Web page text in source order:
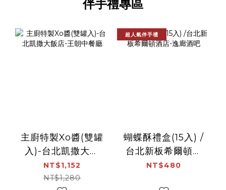
伴手禮專區
主廚特製Xo醬(雙罐
入)-台北凱撒大飯
店-王朝中餐廳
NT$1,152
NT$1,280
超人氣伴手禮
蝴蝶酥禮盒(15入) /
台北新板希爾頓酒
店-逸廊酒吧
NT$480